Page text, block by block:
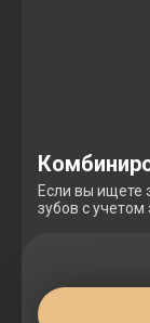
Если вы ищете
зубов с учетом